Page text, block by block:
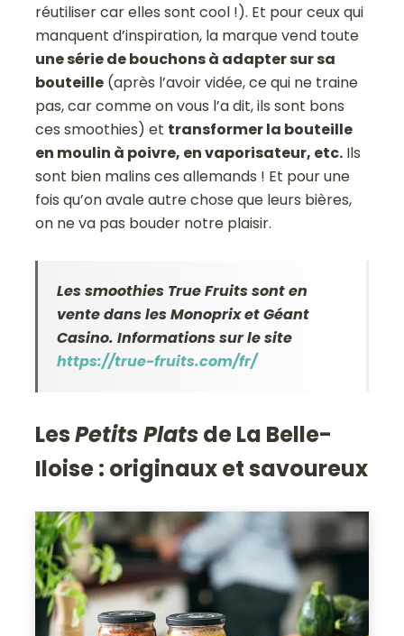
réutiliser car elles sont cool !). Et pour ceux qui
manquent d’inspiration, la marque vend toute
une série de bouchons à adapter sur sa
bouteille (après l’avoir vidée, ce qui ne traine
pas, car comme on vous l’a dit, ils sont bons
ces smoothies) et transformer la bouteille
en moulin à poivre, en vaporisateur, etc. Ils
sont bien malins ces allemands ! Et pour une
fois qu’on avale autre chose que leurs bières,
on ne va pas bouder notre plaisir.
Les smoothies True Fruits sont en
vente dans les Monoprix et Géant
Casino. Informations sur le site
https://true-fruits.com/fr/
LesPetits Platsde La Belle-
Iloise : originaux et savoureux